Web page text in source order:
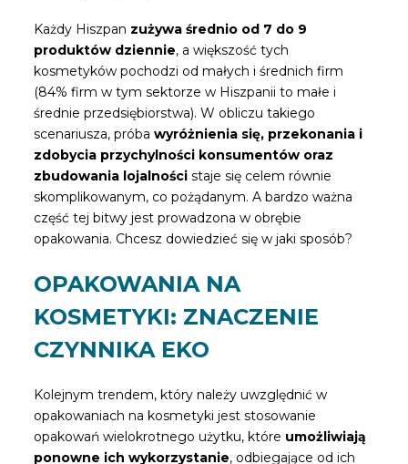
Każdy Hiszpan zużywa średnio od 7 do 9
produktów dziennie, a większość tych
kosmetyków pochodzi od małych i średnich firm
(84% firm w tym sektorze w Hiszpanii to małe i
średnie przedsiębiorstwa). W obliczu takiego
scenariusza, próbawyróżnienia się, przekonania i
zdobycia przychylności konsumentów oraz
zbudowania lojalności staje się celem równie
skomplikowanym, co pożądanym. A bardzo ważna
część tej bitwy jest prowadzona w obrębie
opakowania. Chcesz dowiedzieć się w jaki sposób?
OPAKOWANIA NA
KOSMETYKI: ZNACZENIE
CZYNNIKA EKO
Kolejnym trendem, który należy uwzględnić w
opakowaniach na kosmetyki jest stosowanie
opakowań wielokrotnego użytku, które umożliwiają
ponowne ich wykorzystanie, odbiegające od ich